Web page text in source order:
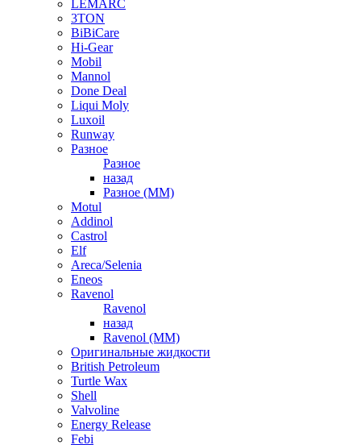
LEMARC
3TON
BiBiCare
Hi-Gear
Mobil
Mannol
Done Deal
Liqui Moly
Luxoil
Runway
Разное
Разное
назад
Разное (ММ)
Motul
Addinol
Castrol
Elf
Areca/Selenia
Eneos
Ravenol
Ravenol
назад
Ravenol (ММ)
Оригинальные жидкости
British Petroleum
Turtle Wax
Shell
Valvoline
Energy Release
Febi